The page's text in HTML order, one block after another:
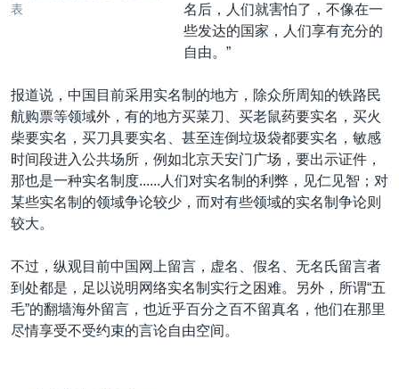
表
名后，人们就害怕了，不像在一
些发达的国家，人们享有充分的
自由。”
报道说，中国目前采用实名制的地方，除众所周知的铁路民
航购票等领域外，有的地方买菜刀、买老鼠药要实名，买火
柴要实名，买刀具要实名、甚至连倒垃圾袋都要实名，敏感
时间段进入公共场所，例如北京天安门广场，要出示证件，
那也是一种实名制度......人们对实名制的利弊，见仁见智；对
某些实名制的领域争论较少，而对有些领域的实名制争论则
较大。
不过，纵观目前中国网上留言，虚名、假名、无名氏留言者
到处都是，足以说明网络实名制实行之困难。另外，所谓“五
毛”的翻墙海外留言，也近乎百分之百不留真名，他们在那里
尽情享受不受约束的言论自由空间。